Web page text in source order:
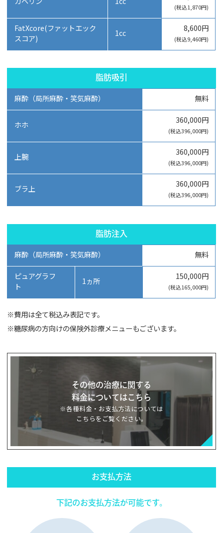
(税込1,870円)
FatXcore(ファットエック
スコア)
1cc 8,600円
(税込9,460円)
脂肪吸引
麻酔（局所麻酔・笑気麻酔） 無料
ホホ 360,000円
(税込396,000円)
上腕 360,000円
(税込396,000円)
ブラ上 360,000円
(税込396,000円)
脂肪注入
麻酔（局所麻酔・笑気麻酔） 無料
ピュアグラフ
ト
1ヵ所 150,000円
(税込165,000円)
※費用は全て税込み表記です。
※糖尿病の方向けの保険外診療メニューもございます。
その他の治療に関する
料金についてはこちら
※各種料金・お支払方法については
こちらをご覧ください。
お支払方法
下記のお支払方法が可能です。